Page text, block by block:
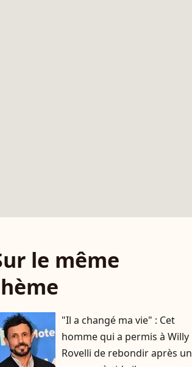
le même
"Il a changé ma vie" : Cet
homme qui a permis à Willy
Rovelli de rebondir après un